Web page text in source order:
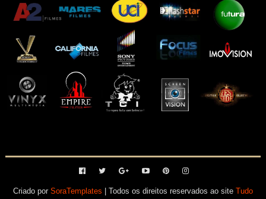
Criado por SoraTemplates | Todos os direitos reservados ao site Tudo